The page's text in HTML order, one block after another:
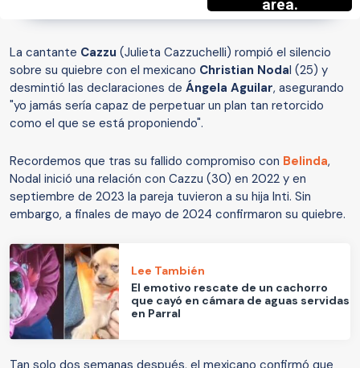
La cantante Cazzu (Julieta Cazzuchelli) rompió el silencio
sobre su quiebre con el mexicano Christian Nodal (25) y
desmintió las declaraciones de Ángela Aguilar, asegurando
"yo jamás sería capaz de perpetuar un plan tan retorcido
como el que se está proponiendo".
Recordemos que tras su fallido compromiso con Belinda,
Nodal inició una relación con Cazzu (30) en 2022 y en
septiembre de 2023 la pareja tuvieron a su hija Inti. Sin
embargo, a finales de mayo de 2024 confirmaron su quiebre.
Lee También
El emotivo rescate de un cachorro
que cayó en cámara de aguas servidas
en Parral